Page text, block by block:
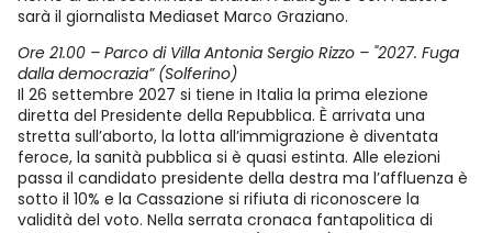
sarà il giornalista Mediaset Marco Graziano.
Ore 21.00 – Parco di Villa Antonia Sergio Rizzo – "2027. Fuga
dalla democrazia” (Solferino)
Il 26 settembre 2027 si tiene in Italia la prima elezione
diretta del Presidente della Repubblica. È arrivata una
stretta sull’aborto, la lotta all’immigrazione è diventata
feroce, la sanità pubblica si è quasi estinta. Alle elezioni
passa il candidato presidente della destra ma l’affluenza è
sotto il 10% e la Cassazione si rifiuta di riconoscere la
validità del voto. Nella serrata cronaca fantapolitica di